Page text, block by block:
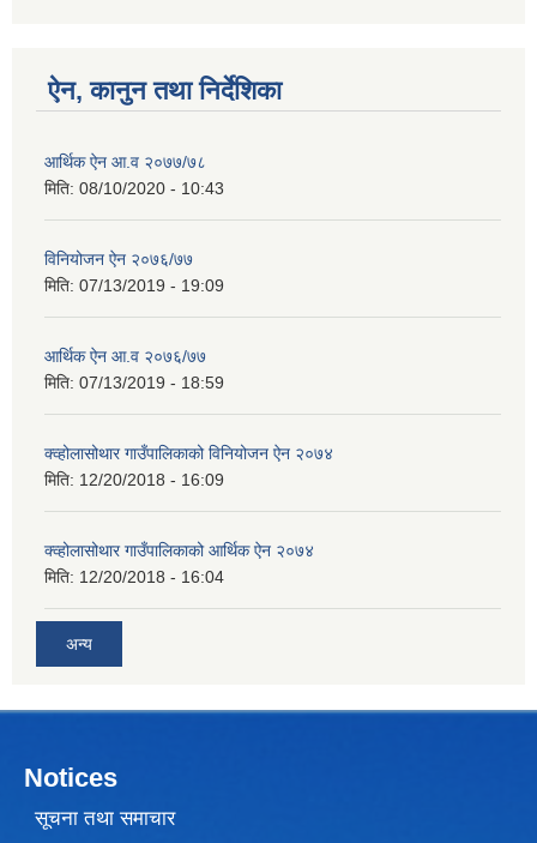
ऐन, कानुन तथा निर्देशिका
आर्थिक ऐन आ.व २०७७/७८
मिति: 08/10/2020 - 10:43
विनियोजन ऐन २०७६/७७
मिति: 07/13/2019 - 19:09
आर्थिक ऐन आ.व २०७६/७७
मिति: 07/13/2019 - 18:59
क्व्होलासोथार गाउँपालिकाको विनियोजन ऐन २०७४
मिति: 12/20/2018 - 16:09
क्व्होलासोथार गाउँपालिकाको आर्थिक ऐन २०७४
मिति: 12/20/2018 - 16:04
अन्य
Notices
सूचना तथा समाचार